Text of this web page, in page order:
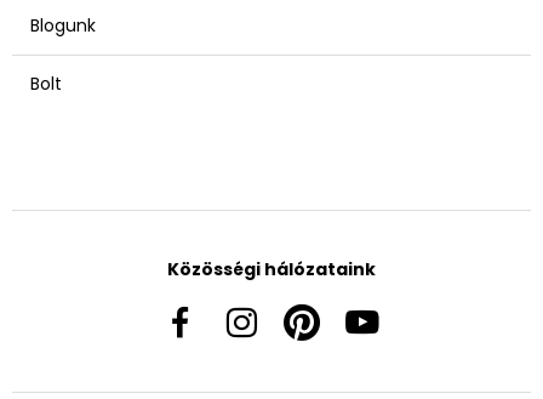
Blogunk
Bolt
Közösségi hálózataink